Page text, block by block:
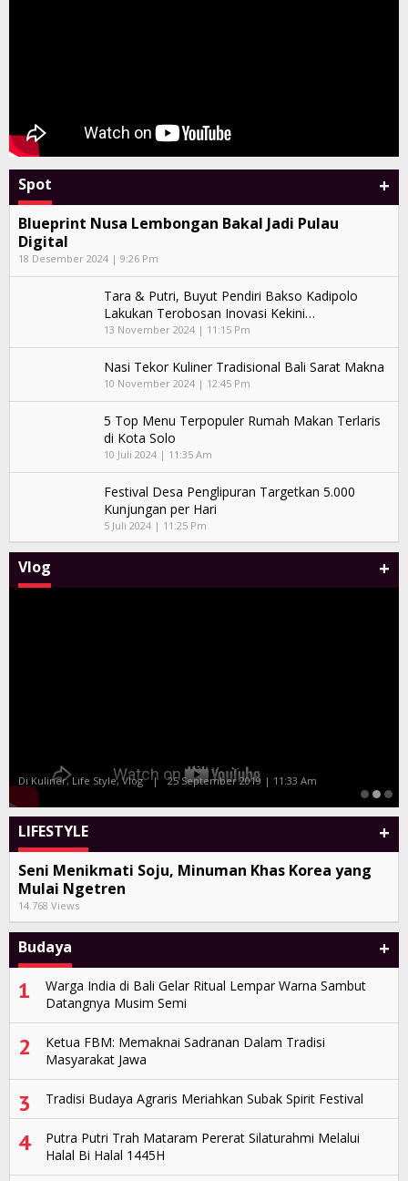
Spot +
Blueprint Nusa Lembongan Bakal Jadi Pulau
Digital
18 Desember 2024 | 9:26 Pm
Tara & Putri, Buyut Pendiri Bakso Kadipolo
Lakukan Terobosan Inovasi Kekini…
13 November 2024 | 11:15 Pm
Nasi Tekor Kuliner Tradisional Bali Sarat Makna
10 November 2024 | 12:45 Pm
5 Top Menu Terpopuler Rumah Makan Terlaris
di Kota Solo
10 Juli 2024 | 11:35 Am
Festival Desa Penglipuran Targetkan 5.000
Kunjungan per Hari
5 Juli 2024 | 11:25 Pm
Vlog +
Tony Q dan Album Kompilasi Bali Sand
Di Seni, Vlog | 27 Juli 2019 | 10:38 Am
LIFESTYLE +
Seni Menikmati Soju, Minuman Khas Korea yang
Mulai Ngetren
14.768 Views
Budaya +
1
Warga India di Bali Gelar Ritual Lempar Warna Sambut
Datangnya Musim Semi
2
Ketua FBM: Memaknai Sadranan Dalam Tradisi
Masyarakat Jawa
3 Tradisi Budaya Agraris Meriahkan Subak Spirit Festival
4
Putra Putri Trah Mataram Pererat Silaturahmi Melalui
Halal Bi Halal 1445H